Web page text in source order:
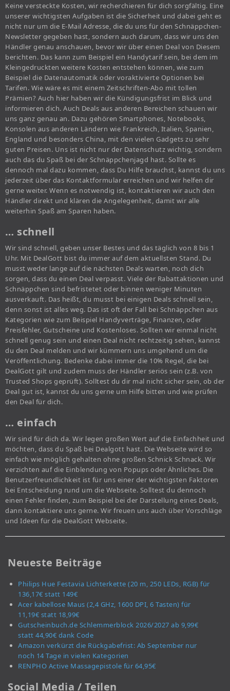
Keine versteckte Kosten, wir recherchieren für dich sorgfältig. Eine
unserer wichtigsten Aufgaben ist die Sicherheit und dabei geht es
nicht nur um die E-Mail Adresse, die du uns für den Schnäppchen-
Newsletter gegeben hast, sondern auch darum, dass wir uns den
Händler genau anschauen, bevor wir über einen Deal von Diesem
berichten. Das kann zum Beispiel ein Handytarif sein, bei dem im
Kleingedruckten weitere Kosten entstehen können, wie zum
Beispiel die Datenautomatik oder voraktivierte Optionen bei
Tarifen. Wie wäre es mit einem Zeitschriften-Abo mit tollen
Prämien? Auch hier haben wir die Kündigungsfrist im Blick und
informieren dich. Auch Deals aus anderen Bereichen schauen wir
uns ganz genau an. Dazu gehören Smartphones, Notebooks,
Konsolen aus anderen Ländern wie Frankreich, Italien, Spanien,
England und besonders China, mit den vielen Gadgets zu sehr
guten Preisen. Uns ist nicht nur der Datenschutz wichtig, sondern
auch das du Spaß bei der Schnäppchenjagd hast. Sollte es
dennoch mal dazu kommen, dass Du Hilfe brauchst, kannst du uns
jederzeit über das Kontaktformular erreichen und wir helfen dir
gerne weiter. Wenn es notwendig ist, kontaktieren wir auch den
Händler direkt und klären die Angelegenheit, damit wir alle
weiterhin Spaß am Sparen haben.
… schnell
Wir sind schnell, geben unser Bestes und das täglich von 8 bis 1
Uhr. Mit DealGott bist du immer auf dem aktuellsten Stand. Du
musst weder lange auf die nächsten Deals warten, noch dich
sorgen, dass du einen Deal verpasst. Viele der Rabattaktionen und
Schnäppchen sind befristetet oder binnen weniger Minuten
ausverkauft. Das heißt, du musst bei einigen Deals schnell sein,
denn sonst ist alles weg. Das ist oft der Fall bei Schnäppchen aus
Kategorien wie zum Beispiel Handyverträge, Finanzen, oder
Preisfehler, Gutscheine und Kostenloses. Sollten wir einmal nicht
schnell genug sein und einen Deal nicht rechtzeitig sehen, kannst
du den Deal melden und wir kümmern uns umgehend um die
Veröffentlichung. Bedenke dabei immer die 10% Regel, die bei
DealGott gilt und zudem muss der Händler seriös sein (z.B. von
Trusted Shops geprüft). Solltest du dir mal nicht sicher sein, ob der
Deal gut ist, kannst du uns gerne um Hilfe bitten und wie prüfen
den Deal für dich.
… einfach
Wir sind für dich da. Wir legen großen Wert auf die Einfachheit und
möchten, dass du Spaß bei Dealgott hast. Die Webseite wird so
einfach wie möglich gehalten ohne großen Schnick Schnack. Wir
verzichten auf die Einblendung von Popups oder Ähnliches. Die
Benutzerfreundlichkeit ist für uns einer der wichtigsten Faktoren
bei Entscheidung rund um die Webseite. Solltest du dennoch
einen Fehler finden, zum Beispiel bei der Darstellung eines Deals,
dann kontaktiere uns gerne. Wir freuen uns auch über Vorschläge
und Ideen für die DealGott Webseite.
Neueste Beiträge
Philips Hue Festavia Lichterkette (20 m, 250 LEDs, RGB) für
136,17€ statt 149€
Acer kabellose Maus (2,4 GHz, 1600 DPI, 6 Tasten) für
11,19€ statt 18,99€
Gutscheinbuch.de Schlemmerblock 2026/2027 ab 9,99€
statt 44,90€ dank Code
Amazon verkürzt die Rückgabefrist: Ab September nur
noch 14 Tage in vielen Kategorien
RENPHO Active Massagepistole für 64,95€
Social Media / Teilen